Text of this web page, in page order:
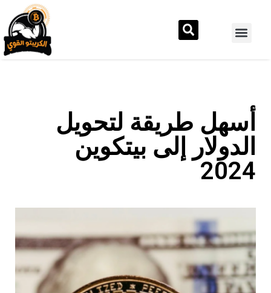
أسهل طريقة لتحويل
الدولار إلى بيتكوين
2024